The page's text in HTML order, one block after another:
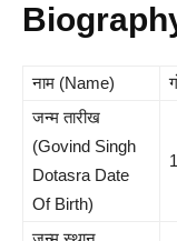
नाम (Name)
जन्म तारीख
(Govind Singh
Dotasra Date
Of Birth)